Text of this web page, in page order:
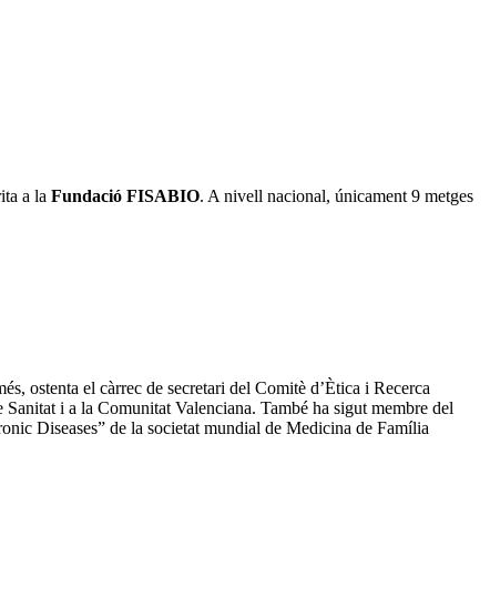
a la Fundació FISABIO. A nivell nacional, únicament 9 metges
ostenta el càrrec de secretari del Comitè d’Ètica i Recerca
i a la Comunitat Valenciana. També ha sigut membre del
Diseases” de la societat mundial de Medicina de Família